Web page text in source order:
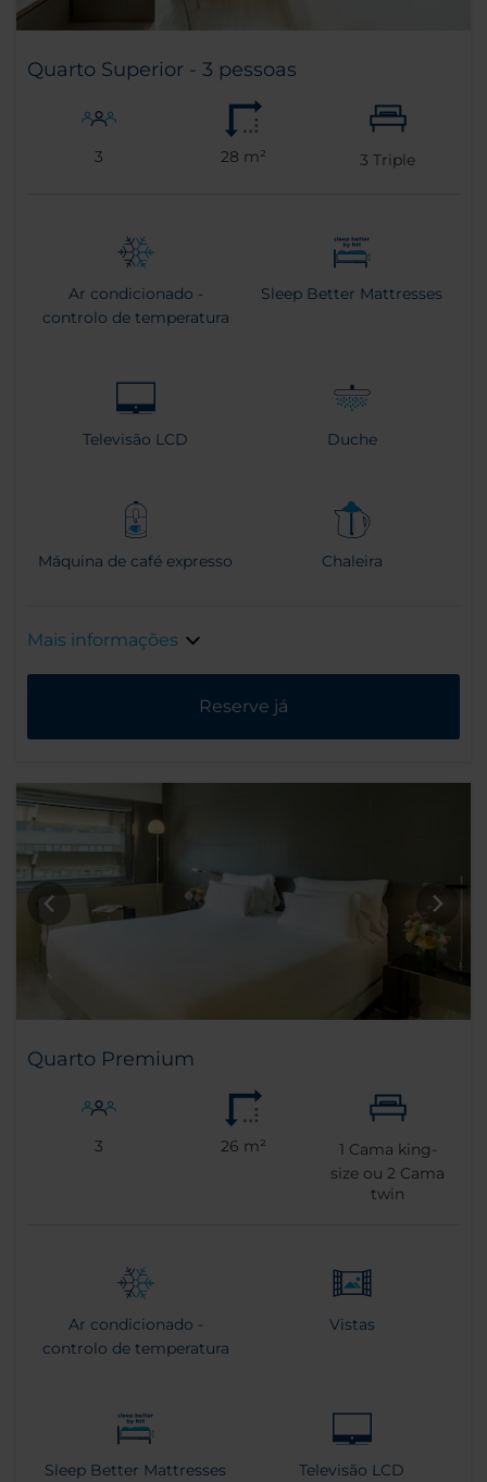
Quarto Superior - 3 pessoas
3 28 m² 3 Triple
Ar condicionado -
controlo de temperatura
Sleep Better Mattresses
Televisão LCD Duche
Máquina de café expresso Chaleira
Mais informações
Reserve já
Quarto Premium
3 26 m² 1 Cama king-
size ou2 Cama
twin
Ar condicionado -
controlo de temperatura
Vistas
Sleep Better Mattresses Televisão LCD